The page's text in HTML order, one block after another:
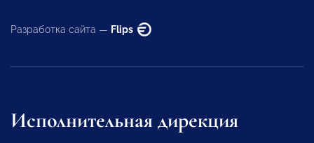
Разработка сайта — Flips
Исполнительная дирекция